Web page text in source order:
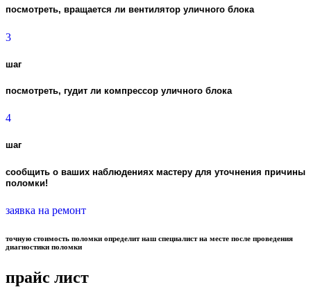
посмотреть, вращается ли вентилятор уличного блока
3
шаг
посмотреть, гудит ли компрессор уличного блока
4
шаг
сообщить о ваших наблюдениях мастеру для уточнения причины
поломки!
заявка на ремонт
точную стоимость поломки определит наш специалист на месте после проведения
диагностики поломки
прайс лист